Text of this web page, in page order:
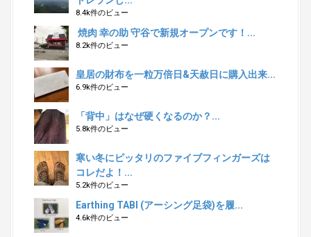
8.4k件のビュー
焼肉 幸の助 守谷で新規オープンです！...
8.2k件のビュー
皇居の財布を一粒万倍日&天赦日に購入出来...
6.9k件のビュー
「背中」はなぜ硬くなるのか？...
5.8k件のビュー
寒い冬にピッタリのファイブフィンガーズは
コレだよ！...
5.2k件のビュー
Earthing TABI (アーシング足袋)を履...
4.6k件のビュー